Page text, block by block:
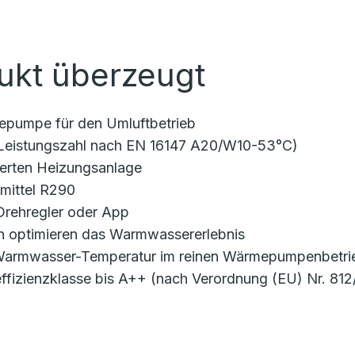
überzeugt
für den Umluftbetrieb
nach EN 16147 A20/W10-53°C)
Heizungsanlage
R290
oder App
das Warmwassererlebnis
Temperatur im reinen
bis A++ (nach Verordnung (EU) Nr.